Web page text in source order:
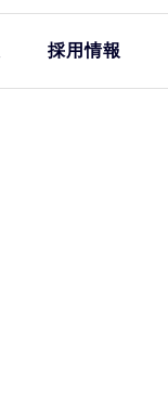
採用情報